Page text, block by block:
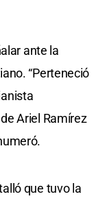
ante la
“Perteneció
Ariel Ramírez
que tuvo la